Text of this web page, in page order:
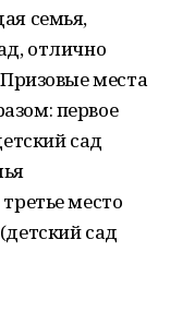
семья,
отлично
места
первое
сад
место
сад